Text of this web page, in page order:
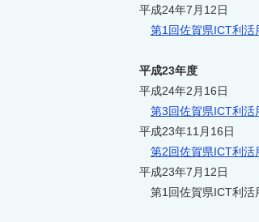
平成24年7月12日
第1回佐賀県ICT利活
平成23年度
平成24年2月16日
第3回佐賀県ICT利活
平成23年11月16日
第2回佐賀県ICT利活
平成23年7月12日
第1回佐賀県ICT利活